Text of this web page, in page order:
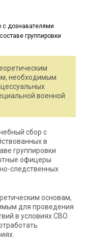
необходимым
военной
сбор с
в
группировки
офицеры
следственных
основам,
для проведения
в условиях СВО.